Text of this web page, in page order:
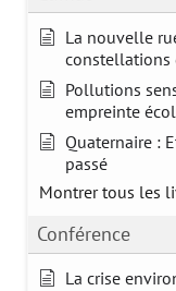
La nouvelle
constellations
Pollutions
empreinte
Quaternaire :
passé
Montrer tous les
Conférence
La crise